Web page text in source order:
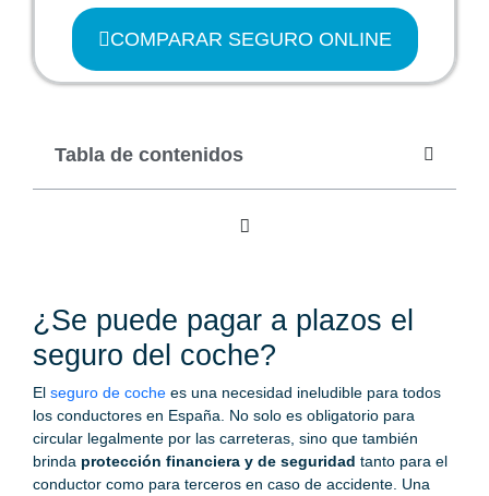
¿Se puede pagar a plazos el
seguro del coche?
El seguro de coche es una necesidad ineludible para todos
los conductores en España. No solo es obligatorio para
circular legalmente por las carreteras, sino que también
brinda protección financiera y de seguridad tanto para el
conductor como para terceros en caso de accidente. Una
COMPARAR SEGURO ONLINE
Tabla de contenidos